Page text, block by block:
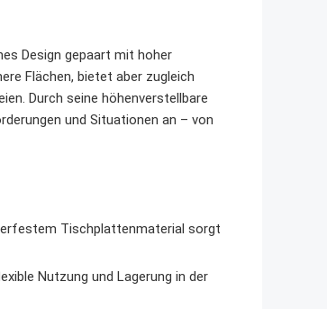
Design gepaart mit hoher
Flächen, bietet aber zugleich
Durch seine höhenverstellbare
und Situationen an – von
Tischplattenmaterial sorgt
Nutzung und Lagerung in der